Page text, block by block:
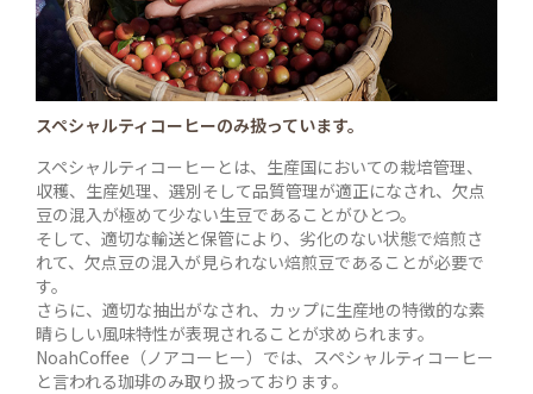
スペシャルティコーヒーのみ扱っています。
スペシャルティコーヒーとは、生産国においての栽培管理、
収穫、生産処理、選別そして品質管理が適正になされ、欠点
豆の混入が極めて少ない生豆であることがひとつ。
そして、適切な輸送と保管により、劣化のない状態で焙煎さ
れて、欠点豆の混入が見られない焙煎豆であることが必要で
す。
さらに、適切な抽出がなされ、カップに生産地の特徴的な素
晴らしい風味特性が表現されることが求められます。
NoahCoffee（ノアコーヒー）では、スペシャルティコーヒー
と言われる珈琲のみ取り扱っております。